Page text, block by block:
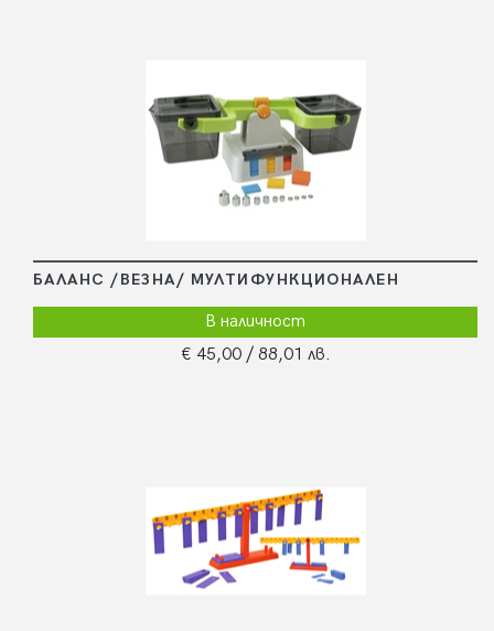
БАЛАНС /ВЕЗНА/ МУЛТИФУНКЦИОНАЛЕН
В наличност
€ 45,00 / 88,01 лв.